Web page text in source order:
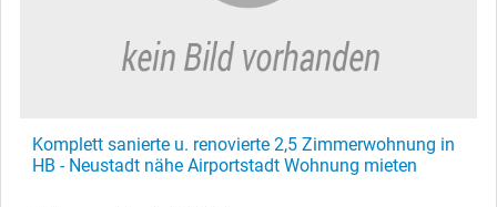
Komplett sanierte u. renovierte 2,5 Zimmerwohnung in
HB - Neustadt nähe Airportstadt Wohnung mieten